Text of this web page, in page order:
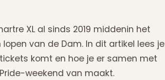
XL al sinds 2019 middenin het
van de Dam. In dit artikel lees je
komt en hoe je er samen met
weekend van maakt.